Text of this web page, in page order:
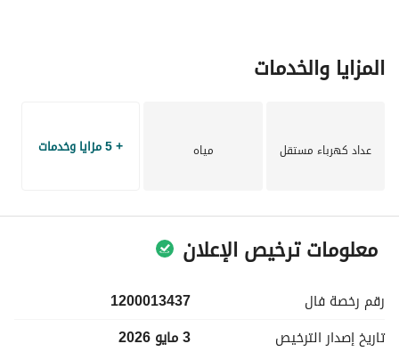
موقع مميز في حي الريان
المزايا والخدمات
عداد كهرباء مستقل مياه + 5 مزايا وخدمات
معلومات ترخيص الإعلان
رقم رخصة فال
1200013437
تاريخ إصدار الترخيص
3 مايو 2026